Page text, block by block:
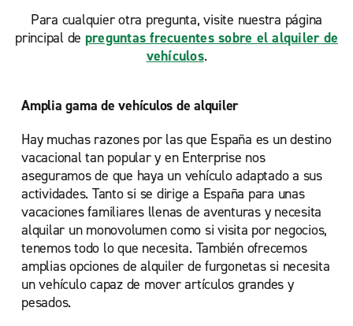
Para cualquier otra pregunta, visite nuestra página
principal de preguntas frecuentes sobre el alquiler de
vehículos.
Amplia gama de vehículos de alquiler
Hay muchas razones por las que España es un destino
vacacional tan popular y en Enterprise nos
aseguramos de que haya un vehículo adaptado a sus
actividades. Tanto si se dirige a España para unas
vacaciones familiares llenas de aventuras y necesita
alquilar un monovolumen como si visita por negocios,
tenemos todo lo que necesita. También ofrecemos
amplias opciones de alquiler de furgonetas si necesita
un vehículo capaz de mover artículos grandes y
pesados.